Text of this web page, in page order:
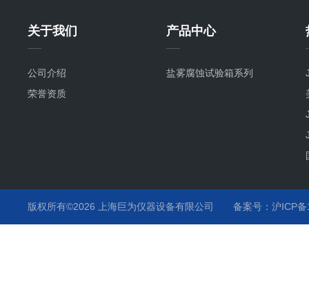
关于我们
公司介绍
荣誉资质
产品中心
盐雾腐蚀试验箱系列
版权所有©2026 上海巨为仪器设备有限公司 备案号：沪ICP